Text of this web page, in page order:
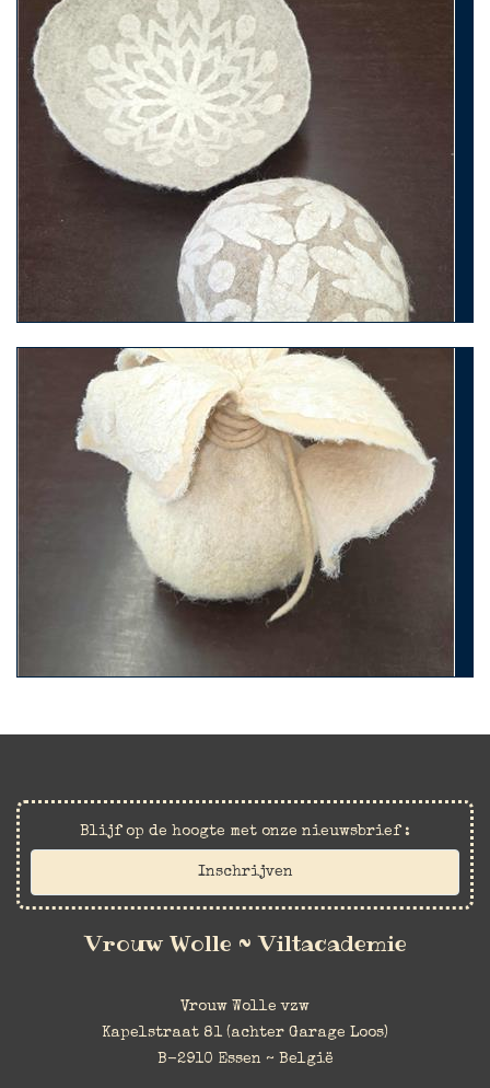
Blijf op de hoogte met onze nieuwsbrief :
Inschrijven
Vrouw Wolle ~ Viltacademie
Vrouw Wolle vzw
Kapelstraat 81 (achter Garage Loos)
B-2910 Essen ~ België